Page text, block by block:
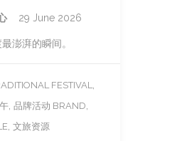
29 June 2026
澎湃的瞬间。
FESTIVAL
品牌活动 BRAND
文旅资源